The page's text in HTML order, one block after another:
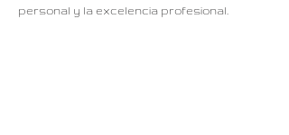
personal y la excelencia profesional.